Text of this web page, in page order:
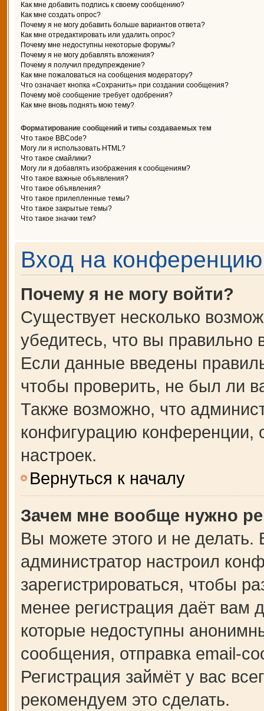
Как мне добавить подпись к своему сообщению?
Как мне создать опрос?
Почему я не могу добавить больше вариантов ответа?
Как мне отредактировать или удалить опрос?
Почему мне недоступны некоторые форумы?
Почему я не могу добавлять вложения?
Почему я получил предупреждение?
Как мне пожаловаться на сообщения модератору?
Что означает кнопка «Сохранить» при создании сообщения?
Почему моё сообщение требует одобрения?
Как мне вновь поднять мою тему?
Форматирование сообщений и типы создаваемых тем
Что такое BBCode?
Могу ли я использовать HTML?
Что такое смайлики?
Могу ли я добавлять изображения к сообщениям?
Что такое важные объявления?
Что такое объявления?
Что такое прилепленные темы?
Что такое закрытые темы?
Что такое значки тем?
Вход на конференцию
Почему я не могу войти?
Существует несколько
убедитесь, что вы правильно
Если данные введены
чтобы проверить, не был ли
Также возможно, что
конфигурацию конференции,
настроек.
Вернуться к началу
Зачем мне вообще нужно
Вы можете этого и не делать.
администратор настроил
зарегистрироваться, чтобы
менее регистрация даёт вам
которые недоступны
сообщения, отправка email-
Регистрация займёт у вас
рекомендуем это сделать.